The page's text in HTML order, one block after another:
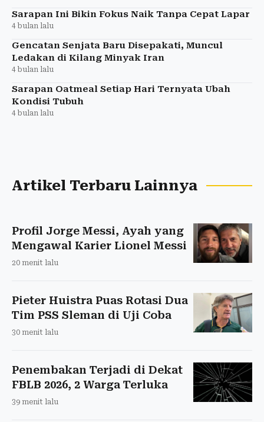
Sarapan Ini Bikin Fokus Naik Tanpa Cepat Lapar
4 bulan lalu
Gencatan Senjata Baru Disepakati, Muncul
Ledakan di Kilang Minyak Iran
4 bulan lalu
Sarapan Oatmeal Setiap Hari Ternyata Ubah
Kondisi Tubuh
4 bulan lalu
Artikel Terbaru Lainnya
Profil Jorge Messi, Ayah yang
Mengawal Karier Lionel Messi
20 menit lalu
Pieter Huistra Puas Rotasi Dua
Tim PSS Sleman di Uji Coba
30 menit lalu
Penembakan Terjadi di Dekat
FBLB 2026, 2 Warga Terluka
39 menit lalu